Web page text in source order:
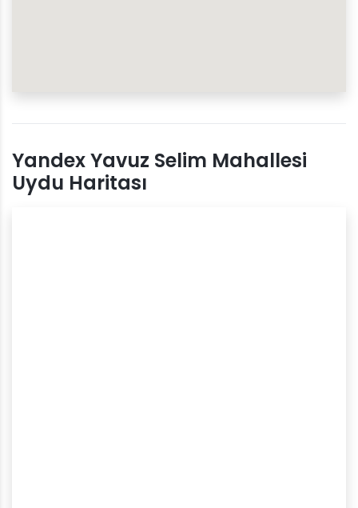
Yandex Yavuz Selim Mahallesi
Uydu Haritası